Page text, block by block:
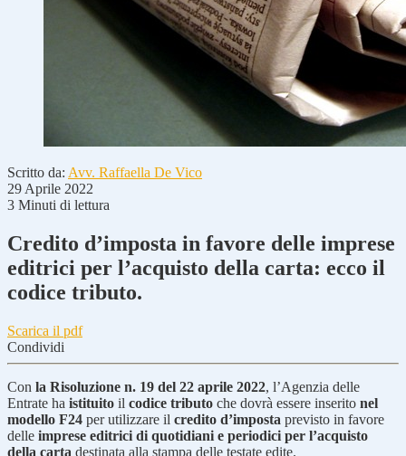
Scritto da: Avv. Raffaella De Vico
29 Aprile 2022
3 Minuti di lettura
Credito d’imposta in favore delle imprese
editrici per l’acquisto della carta: ecco il
codice tributo.
Scarica il pdf
Condividi
Con la Risoluzione n. 19 del 22 aprile 2022, l’Agenzia delle
Entrate ha istituito il codice tributo che dovrà essere inserito nel
modello F24 per utilizzare il credito d’imposta previsto in favore
delle imprese editrici di quotidiani e periodici per l’acquisto
della carta destinata alla stampa delle testate edite.